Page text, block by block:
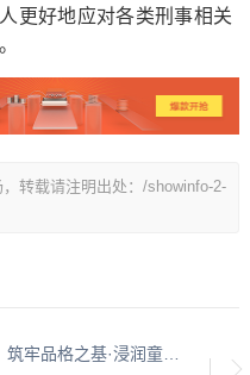
更好地应对各类刑事相关
转载请注明出处：/showinfo-2-
筑牢品格之基·浸润童心之魂——仙临镇中心幼儿园承办2026宜宾市幼儿园品格教育成果推广暨学前教育第三教研联组教研活动